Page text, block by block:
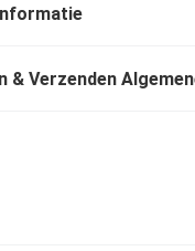
& Verzenden